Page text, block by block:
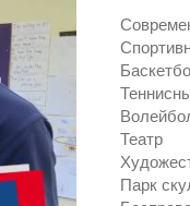
Театр
Парк